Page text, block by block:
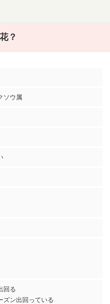
？
ソウ属
回る
ズン出回っている